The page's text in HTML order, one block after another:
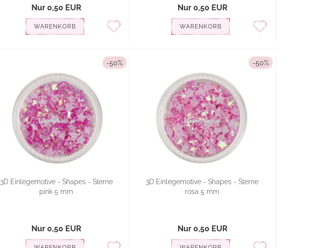
Nur 0,50 EUR
WARENKORB
Nur 0,50 EUR
WARENKORB
-50%
3D Einlegemotive - Shapes - Sterne
pink 5 mm
Nur 0,50 EUR
-50%
3D Einlegemotive - Shapes - Sterne
rosa 5 mm
Nur 0,50 EUR